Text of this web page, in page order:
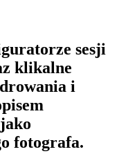
sesji
klikalne
i
fotografa.